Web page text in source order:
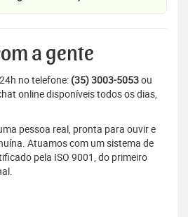
a gente
no telefone: (35) 3003-5053ou
online disponíveis todos os dias,
pessoa real, pronta para ouvir e
Atuamos com um sistema de
pela ISO 9001, do primeiro